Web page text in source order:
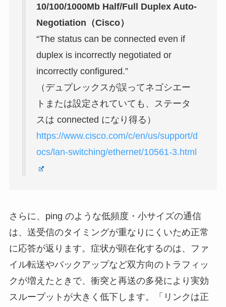
10/100/1000Mb Half/Full Duplex Auto-
Negotiation（Cisco）
“The status can be connected even if
duplex is incorrectly negotiated or
incorrectly configured.”
（デュプレックスが誤ってネゴシエー
トまたは設定されていても、ステータ
スは connected になり得る）
https://www.cisco.com/c/en/us/support/d
ocs/lan-switching/ethernet/10561-3.html
さらに、ping のような低頻度・小サイズの通信
は、送受信のタイミングが重なりにくいため正常
に応答が返ります。症状が顕在化するのは、ファ
イル転送やバックアップなど双方向のトラフィッ
クが増えたときで、衝突と再送の多発により実効
スループットが大きく低下します。「リンクは正